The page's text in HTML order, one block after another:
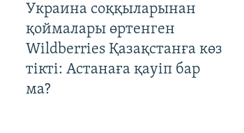
Украина соққыларынан
қоймалары өртенген
Wildberries Қазақстанға көз
тікті: Астанаға қауіп бар
ма?